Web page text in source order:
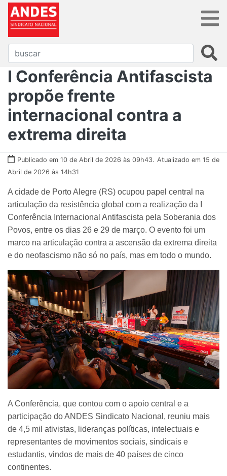
I Conferência Antifascista
propõe frente
internacional contra a
extrema direita
Publicado em 10 de Abril de 2026 às 09h43. Atualizado em 15 de
Abril de 2026 às 14h31
A cidade de Porto Alegre (RS) ocupou papel central na
articulação da resistência global com a realização da I
Conferência Internacional Antifascista pela Soberania dos
Povos, entre os dias 26 e 29 de março. O evento foi um
marco na articulação contra a ascensão da extrema direita
e do neofascismo não só no país, mas em todo o mundo.
A Conferência, que contou com o apoio central e a
participação do ANDES Sindicato Nacional, reuniu mais
de 4,5 mil ativistas, lideranças políticas, intelectuais e
representantes de movimentos sociais, sindicais e
estudantis, vindos de mais de 40 países de cinco
continentes.